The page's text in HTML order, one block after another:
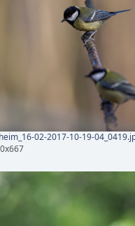
02-2017-10-19-